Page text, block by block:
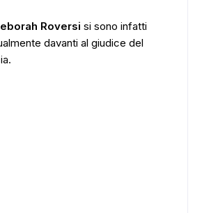
Roversi si sono infatti
davanti al giudice del